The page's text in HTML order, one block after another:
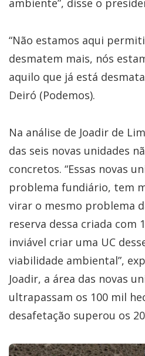
ambiente”, disse o
“Não estamos aqui
desmatem mais, nós
aquilo que já está
Deiró (Podemos).
Na análise de Joadir de
das seis novas unidades
concretos. “Essas novas
problema fundiário, tem
virar o mesmo problema
reserva dessa criada com
inviável criar uma UC
viabilidade ambiental”,
Joadir, a área das novas
ultrapassam os 100 mil
desafetação superou os